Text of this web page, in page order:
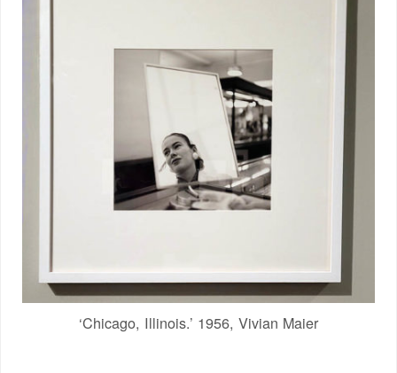
‘Chicago, Illinois.’ 1956, Vivian Maier